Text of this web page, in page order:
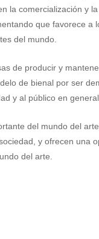
la comercialización y
que favorece a
del mundo.
de producir y
de bienal por ser
y al público en
del mundo del
y ofrecen una
del arte.